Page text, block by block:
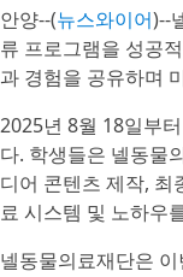
안양--(뉴스와이어)--
류 프로그램을 성공
과 경험을 공유하며
2025년 8월 18일부
다. 학생들은 넬동물
디어 콘텐츠 제작,
료 시스템 및 노하우
넬동물의료재단은